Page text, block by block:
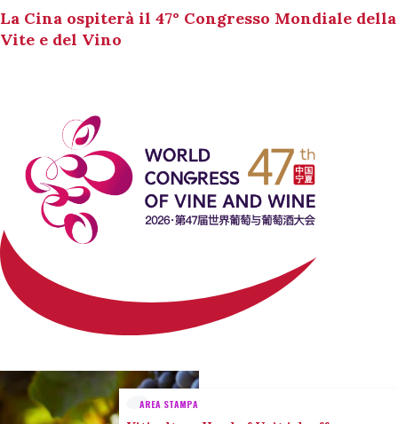
La Cina ospiterà il 47° Congresso Mondiale della
Vite e del Vino
AREA STAMPA